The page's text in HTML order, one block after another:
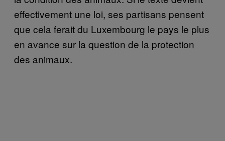
effectivement une loi, ses partisans pensent
que cela ferait du Luxembourg le pays le plus
en avance sur la question de la protection
des animaux.